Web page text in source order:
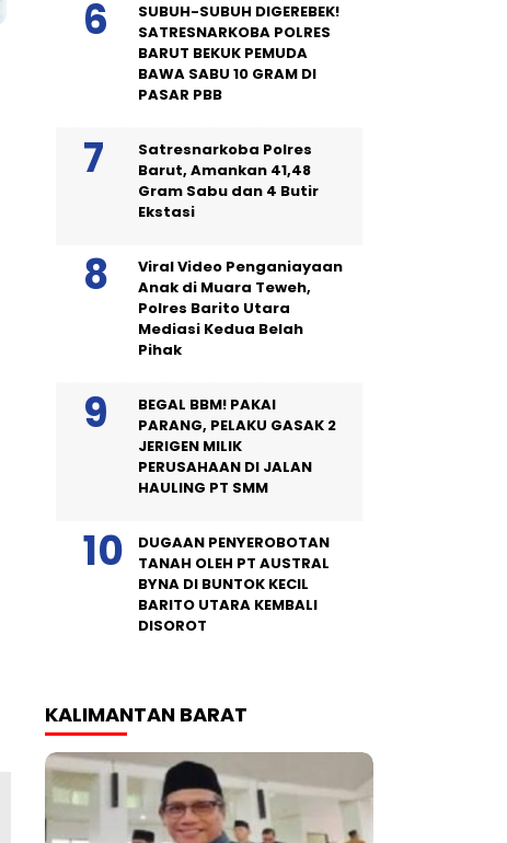
SUBUH-SUBUH DIGEREBEK!
SATRESNARKOBA POLRES
BARUT BEKUK PEMUDA
BAWA SABU 10 GRAM DI
PASAR PBB
Satresnarkoba Polres
Barut, Amankan 41,48
Gram Sabu dan 4 Butir
Ekstasi
Viral Video Penganiayaan
Anak di Muara Teweh,
Polres Barito Utara
Mediasi Kedua Belah
Pihak
BEGAL BBM! PAKAI
PARANG, PELAKU GASAK 2
JERIGEN MILIK
PERUSAHAAN DI JALAN
HAULING PT SMM
DUGAAN PENYEROBOTAN
TANAH OLEH PT AUSTRAL
BYNA DI BUNTOK KECIL
BARITO UTARA KEMBALI
DISOROT
KALIMANTAN BARAT